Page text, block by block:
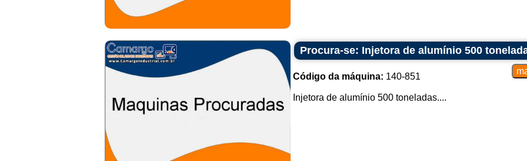
Procura-se: Injetora de alumínio 500
Código da máquina: 140-851
Injetora de alumínio 500 toneladas....